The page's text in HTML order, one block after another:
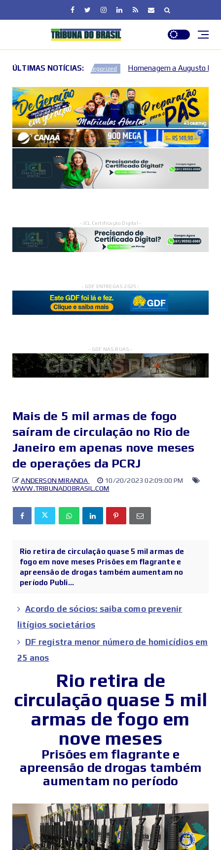
ÚLTIMAS NOTÍCIAS:
Homenagem a Augusto Nardes destaca governança e
- JCL Certificação Digital -
- GDF ENTREGAS 2025 -
- GDF NAS RUAS -
Mais de 5 mil armas de fogo
saíram de circulação no Rio de
Janeiro em apenas nove meses
de operações da PCRJ
ANDERSON MIRANDA
10/20/2023 02:09:00 PM
WWW.TRIBUNADOBRASIL.COM
Rio retira de circulação quase 5 mil armas de
fogo em nove meses Prisões em flagrante e
apreensão de drogas também aumentam no
período Publi...
Acordo de sócios: saiba como prevenir
litígios societários
DF registra menor número de homicídios em
25 anos
Rio retira de
circulação quase 5 mil
armas de fogo em
nove meses
Prisões em flagrante e
apreensão de drogas também
aumentam no período